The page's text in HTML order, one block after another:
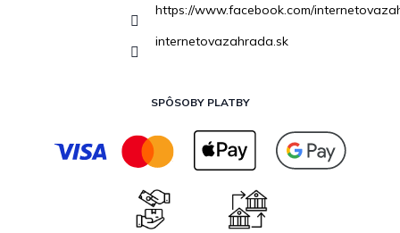
https://www.facebook.com/
internetovazahrada.sk
SPÔSOBY PLATBY